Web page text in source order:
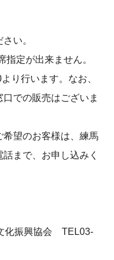
い。
定が出来ません。
り行います。なお、
での販売はございま
望のお客様は、練馬
まで、お申し込みく
化振興協会 TEL03-